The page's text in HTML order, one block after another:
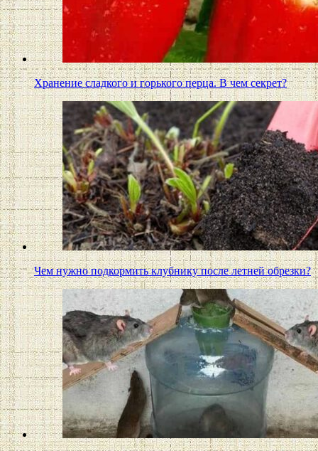
Хранение сладкого и горького перца. В чем секрет?
Чем нужно подкормить клубнику после летней обрезки?